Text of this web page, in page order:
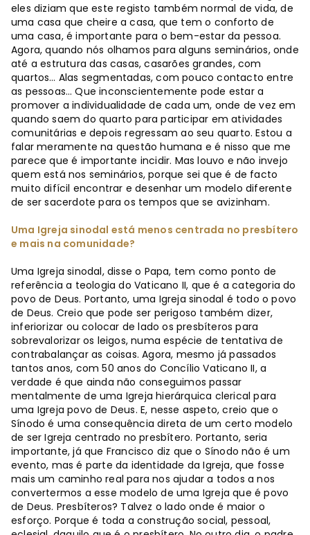
eles diziam que este registo também normal de vida, de
uma casa que cheire a casa, que tem o conforto de
uma casa, é importante para o bem-estar da pessoa.
Agora, quando nós olhamos para alguns seminários, onde
até a estrutura das casas, casarões grandes, com
quartos… Alas segmentadas, com pouco contacto entre
as pessoas… Que inconscientemente pode estar a
promover a individualidade de cada um, onde de vez em
quando saem do quarto para participar em atividades
comunitárias e depois regressam ao seu quarto. Estou a
falar meramente na questão humana e é nisso que me
parece que é importante incidir. Mas louvo e não invejo
quem está nos seminários, porque sei que é de facto
muito difícil encontrar e desenhar um modelo diferente
de ser sacerdote para os tempos que se avizinham.
Uma Igreja sinodal está menos centrada no presbítero
e mais na comunidade?
Uma Igreja sinodal, disse o Papa, tem como ponto de
referência a teologia do Vaticano II, que é a categoria do
povo de Deus. Portanto, uma Igreja sinodal é todo o povo
de Deus. Creio que pode ser perigoso também dizer,
inferiorizar ou colocar de lado os presbíteros para
sobrevalorizar os leigos, numa espécie de tentativa de
contrabalançar as coisas. Agora, mesmo já passados
tantos anos, com 50 anos do Concílio Vaticano II, a
verdade é que ainda não conseguimos passar
mentalmente de uma Igreja hierárquica clerical para
uma Igreja povo de Deus. E, nesse aspeto, creio que o
Sínodo é uma consequência direta de um certo modelo
de ser Igreja centrado no presbítero. Portanto, seria
importante, já que Francisco diz que o Sínodo não é um
evento, mas é parte da identidade da Igreja, que fosse
mais um caminho real para nos ajudar a todos a nos
convertermos a esse modelo de uma Igreja que é povo
de Deus. Presbíteros? Talvez o lado onde é maior o
esforço. Porque é toda a construção social, pessoal,